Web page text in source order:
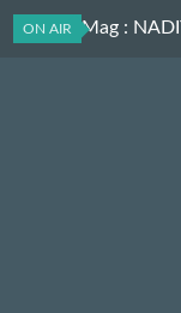
ON AIR
Culture Mag :